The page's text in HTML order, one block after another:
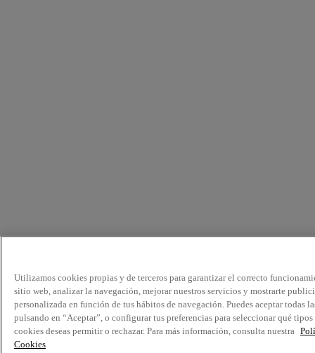
Utilizamos cookies propias y de terceros para garantizar el correcto
sitio web, analizar la navegación, mejorar nuestros servicios y mostrarte
personalizada en función de tus hábitos de navegación. Puedes aceptar todas
pulsando en “Aceptar”, o configurar tus preferencias para seleccionar qué tipos
cookies deseas permitir o rechazar. Para más información, consulta nuestra
Cookies